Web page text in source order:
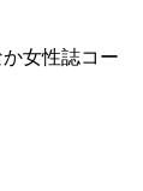
女性誌コー